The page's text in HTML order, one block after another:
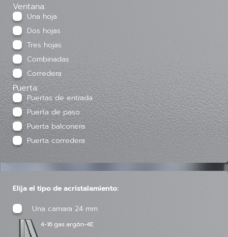
Ventana:
Una hoja
Dos hojas
Tres hojas
Combinadas
Corredera
Puerta:
Puertas de entrada
Puerta de paso
Puerta balconera
Puerta corredera
Elija el tipo de acristalamiento:
Una camara 24 mm
4-16 gas argón-4E